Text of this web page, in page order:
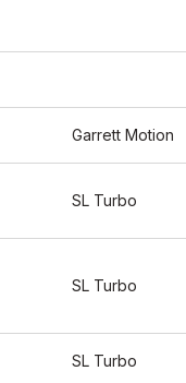
Garrett Motion
SL Turbo
SL Turbo
SL Turbo